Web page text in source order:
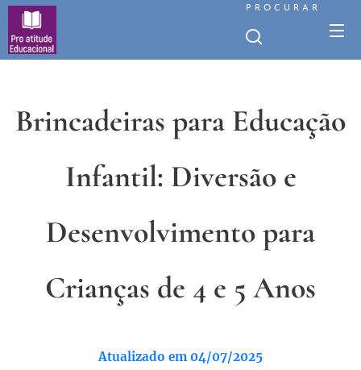
PROCURAR
Brincadeiras para Educação
Infantil: Diversão e
Desenvolvimento para
Crianças de 4 e 5 Anos
Atualizado em 04/07/2025